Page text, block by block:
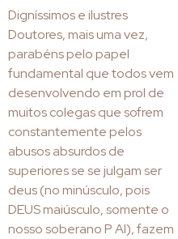
Digníssimos e ilustres
Doutores, mais uma vez,
parabéns pelo papel
fundamental que todos vem
desenvolvendo em prol de
muitos colegas que sofrem
constantemente pelos
abusos absurdos de
superiores se se julgam ser
deus (no minúsculo, pois
DEUS maiúsculo, somente o
nosso soberano P AI), fazem